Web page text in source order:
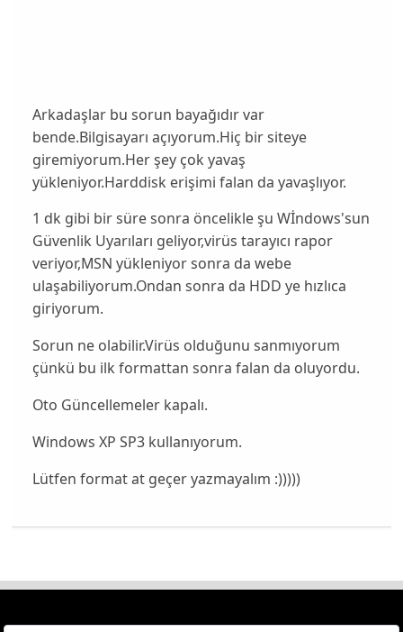
Arkadaşlar bu sorun bayağıdır var
bende.Bilgisayarı açıyorum.Hiç bir siteye
giremiyorum.Her şey çok yavaş
yükleniyor.Harddisk erişimi falan da yavaşlıyor.
1 dk gibi bir süre sonra öncelikle şu Wİndows'sun
Güvenlik Uyarıları geliyor,virüs tarayıcı rapor
veriyor,MSN yükleniyor sonra da webe
ulaşabiliyorum.Ondan sonra da HDD ye hızlıca
giriyorum.
Sorun ne olabilir.Virüs olduğunu sanmıyorum
çünkü bu ilk formattan sonra falan da oluyordu.
Oto Güncellemeler kapalı.
Windows XP SP3 kullanıyorum.
Lütfen format at geçer yazmayalım :)))))